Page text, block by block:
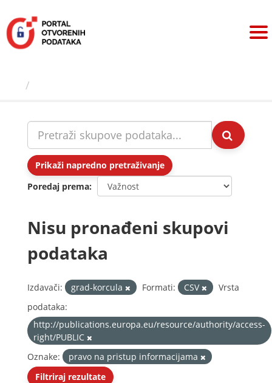
sadržaj
Prikaži napredno pretraživanje
Poredaj prema
Nisu pronađeni skupovi
podataka
Izdavači: grad-korcula Formati: CSV
Vrsta
podataka:
http://publications.europa.eu/resource/authority/access-
right/PUBLIC
Oznake:
pravo na pristup informacijama
Filtriraj rezultate